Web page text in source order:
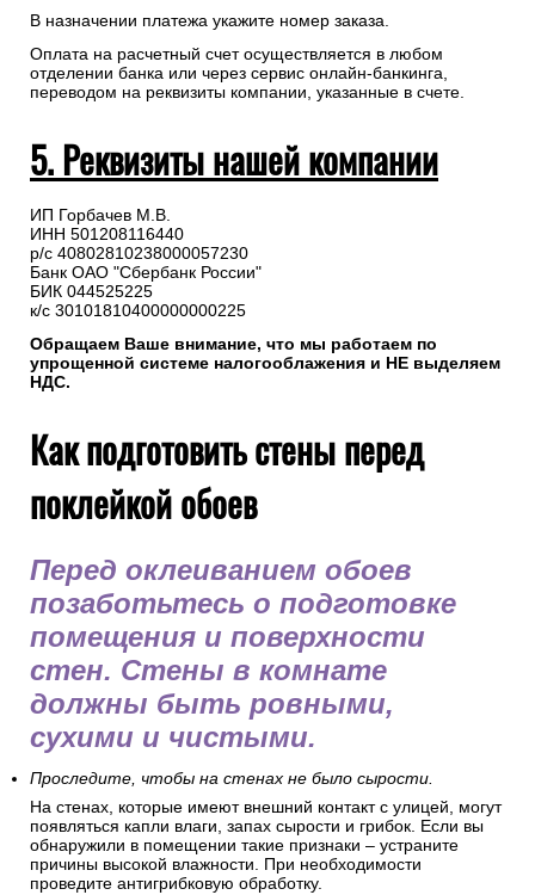
В назначении платежа укажите номер заказа.
Оплата на расчетный счет осуществляется в любом
отделении банка или через сервис онлайн-банкинга,
переводом на реквизиты компании, указанные в счете.
5. Реквизиты нашей компании
ИП Горбачев М.В.
ИНН 501208116440
р/с 40802810238000057230
Банк ОАО "Сбербанк России"
БИК 044525225
к/с 30101810400000000225
Обращаем Ваше внимание, что мы работаем по
упрощенной системе налогооблажения и НЕ выделяем
НДС.
Как подготовить стены перед
поклейкой обоев
Перед оклеиванием обоев
позаботьтесь о подготовке
помещения и поверхности
стен. Стены в комнате
должны быть ровными,
сухими и чистыми.
Проследите, чтобы на стенах не было сырости.
На стенах, которые имеют внешний контакт с улицей, могут
появляться капли влаги, запах сырости и грибок. Если вы
обнаружили в помещении такие признаки – устраните
причины высокой влажности. При необходимости
проведите антигрибковую обработку.